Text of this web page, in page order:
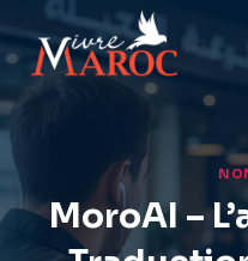
au
contenu
MoroAI –